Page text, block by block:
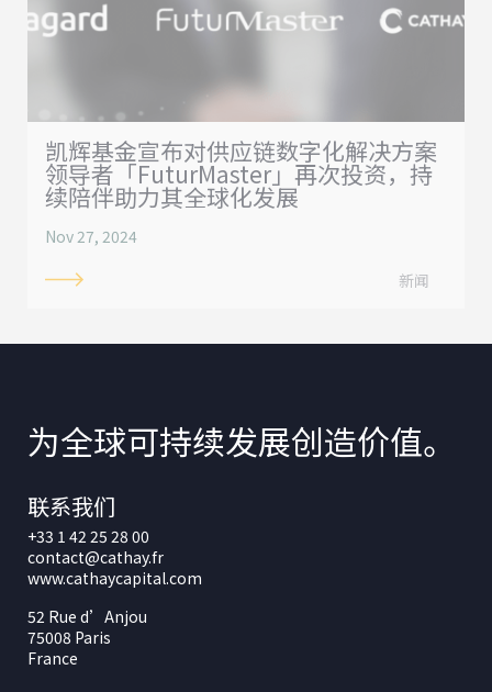
凯辉基金宣布对供应链数字化解决方案
领导者「FuturMaster」再次投资，持
续陪伴助力其全球化发展
Nov 27, 2024
新闻
为全球可持续发展创造价值。
联系我们
+33 1 42 25 28 00
contact@cathay.fr
www.cathaycapital.com
52 Rue d’Anjou
75008 Paris
France